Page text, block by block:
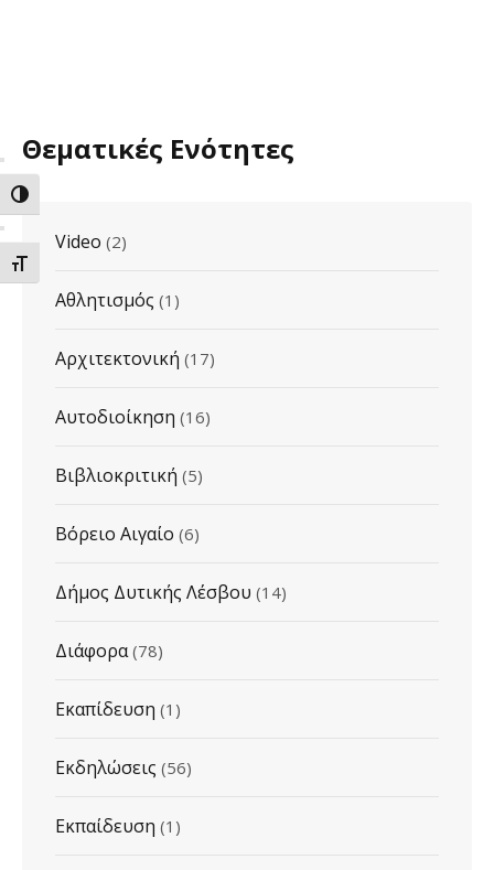
ΕΝΑΛΛΑΓΗ ΥΨΗΛΗΣ ΑΝΤΙΘΕΣΗΣ
ΕΝΑΛΛΑΓΗ ΜΕΓΕΘΟΥΣ ΓΡΑΜΜΑΤΩΝ
Θεματικές Ενότητες
Video (2)
Αθλητισμός (1)
Αρχιτεκτονική (17)
Αυτοδιοίκηση (16)
Βιβλιοκριτική (5)
Βόρειο Αιγαίο (6)
Δήμος Δυτικής Λέσβου (14)
Διάφορα (78)
Εκαπίδευση (1)
Εκδηλώσεις (56)
Εκπαίδευση (1)